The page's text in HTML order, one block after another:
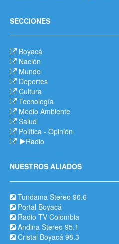
SECCIONES
Boyacá
Nación
Mundo
Deportes
Cultura
Tecnología
Medio Ambiente
Salud
Política - Opinión
Radio
NUESTROS ALIADOS
Tundama Stereo 90.6
Portal Boyacá
Radio TV Colombia
Andina Stereo 95.1
Cristal Boyacá 98.3